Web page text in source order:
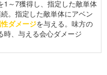
1～7獲得し、指定した敵単体
。指定した敵単体にアベン
ダメージを与える。味方の
時、与える会心ダメージ